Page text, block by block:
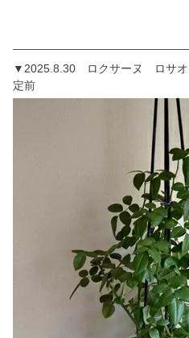
▼2025.8.30 ロクサーヌ ロサ
定前